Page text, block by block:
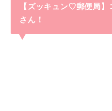
【ズッキュン♡郵便局】
さん！